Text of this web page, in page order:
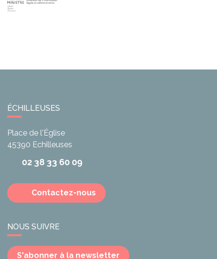
ÉCHILLEUSES
Place de l'Église
45390 Echilleuses
02 38 33 60 09
Contactez-nous
NOUS SUIVRE
S'abonner à la newsletter